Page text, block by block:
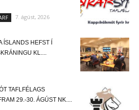
7. ágúst, 2026
HEFST Í
KL....
TAFLFÉLAGS
29.-30. ÁGÚST NK....